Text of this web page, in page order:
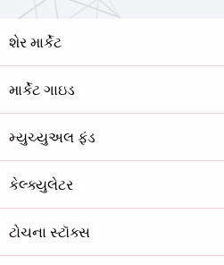
શેર માર્કેટ
માર્કેટ ગાઇડ
મ્યુચ્યુઅલ ફંડ
કેલ્ક્યુલેટર
ટોચના સ્ટૉક્સ